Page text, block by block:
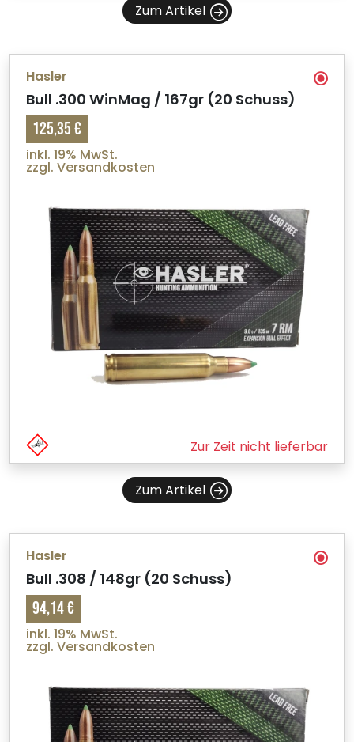
Zum Artikel
Hasler
Bull .300 WinMag / 167gr (20 Schuss)
125,35 €
inkl. 19% MwSt.
zzgl. Versandkosten
Zur Zeit nicht lieferbar
Zum Artikel
Hasler
Bull .308 / 148gr (20 Schuss)
94,14 €
inkl. 19% MwSt.
zzgl. Versandkosten